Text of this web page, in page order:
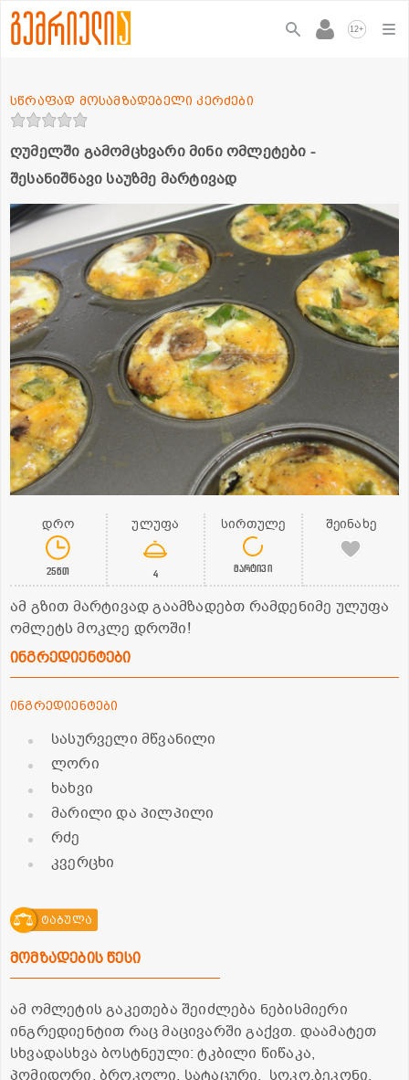
12+
ღუმელში გამომცხვარი მინი ომლეტები -
შესანიშნავი საუზმე მარტივად
სწრაფად მოსამზადებელი კერძები
დრო
25წთ
ულუფა
4
სირთულე
მარტივი
შეინახე
ამ გზით მარტივად გაამზადებთ რამდენიმე ულუფა
ომლეტს მოკლე დროში!
ინგრედიენტები
ინგრედიენტები
სასურველი მწვანილი
ლორი
ხახვი
მარილი და პილპილი
რძე
კვერცხი
ტაბულა
მომზადების წესი
ამ ომლეტის გაკეთება შეიძლება ნებისმიერი
ინგრედიენტით რაც მაცივარში გაქვთ. დაამატეთ
სხვადასხვა ბოსტნეული: ტკბილი წიწაკა,
პომიდორი, ბროკოლი, სატაცური, სოკო,ბეკონი,